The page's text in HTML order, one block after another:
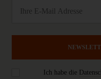
Ich habe die